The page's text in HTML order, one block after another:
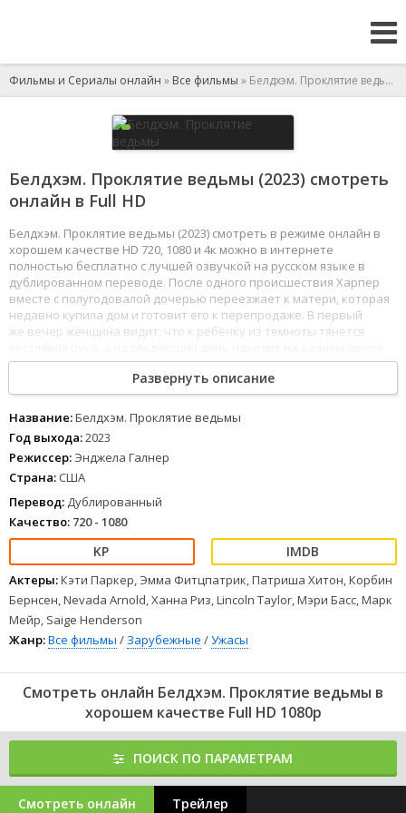
Фильмы и Сериалы онлайн » Все фильмы » Белдхэм. Проклятие ведьмы
Белдхэм. Проклятие ведьмы (2023) смотреть
онлайн в Full HD
Белдхэм. Проклятие ведьмы (2023) смотреть в режиме онлайн в
хорошем качестве HD 720, 1080 и 4к можно в интернете
полностью бесплатно с лучшей озвучкой на русском языке в
дублированном переводе. После одного происшествия Харпер
вместе с полугодовалой дочерью переезжает к матери, которая
недавно купила дом и готовит его к перепродаже. В первый
же вечер женщина видит, что к ребёнку из темноты тянется
могилу младенца. Кажется, в этих стенах притаилось нечто
12345 678
Развернуть описание
Название:Белдхэм. Проклятие ведьмы
Год выхода:2023
Режиссер: Энджела Галнер
Страна: США
Перевод: Дублированный
Качество: 720 - 1080
Актеры:Кэти Паркер, Эмма Фитцпатрик, Патриша Хитон, Корбин
Бернсен, Nevada Arnold, Ханна Риз, Lincoln Taylor, Мэри Басс, Марк
Мейр, Saige Henderson
Жанр:Все фильмы / Зарубежные /Ужасы
Смотреть онлайн Белдхэм. Проклятие ведьмы в
хорошем качестве Full HD 1080p
ПОИСК ПО ПАРАМЕТРАМ
Смотреть онлайн Трейлер